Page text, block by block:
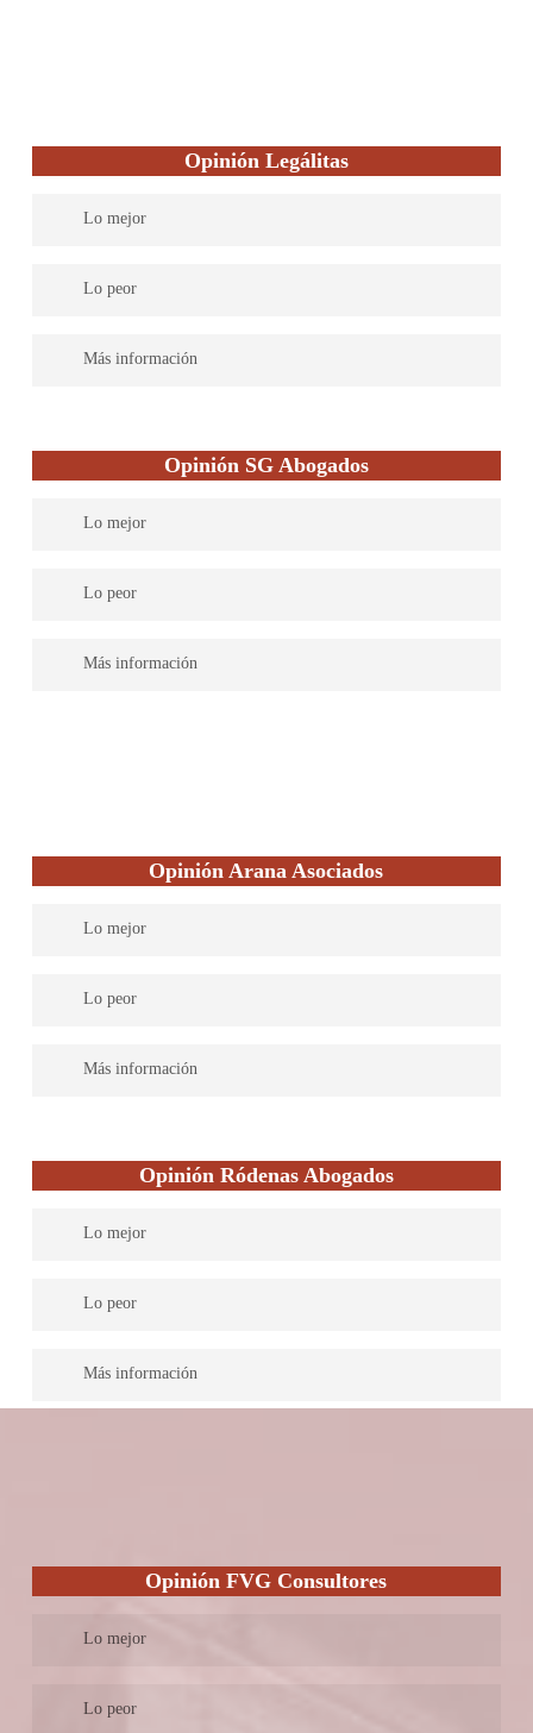
Opinión Legálitas
Lo mejor
Derecho para dar una asistencia legal completa. Su servicio es
Lo peor
Más información
una manera sencilla, accesible y eficaz; utilizando tecnología
calidad, omnicanal, en tiempo real, en cualquier momento y
de consultas cada año, a través de más de 800 abogados y una
Opinión SG Abogados
Lo mejor
Lo peor
Más información
Opinión Arana Asociados
Lo mejor
Lo peor
Más información
dirigidos al emprendimiento de empresas familiares. Incluyen
tramitación y estudios sobre formación de empresas. Sin
comparados a otros despachos.
Opinión Ródenas Abogados
Lo mejor
Lo peor
Más información
incluyen información sobre la experiencia laboral de su letrado.
Opinión FVG Consultores
Lo mejor
Lo peor